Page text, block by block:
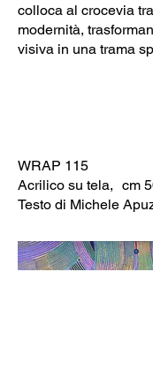
colloca al crocevia
modernità,
visiva in una trama
WRAP 115
Acrilico su tela, cm
Testo di Michele